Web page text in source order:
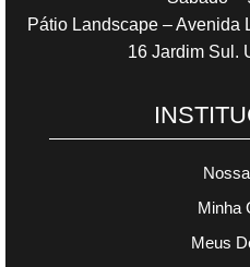
Pátio Landscape – Avenida
16 Jardim Sul.
Minha
Meus